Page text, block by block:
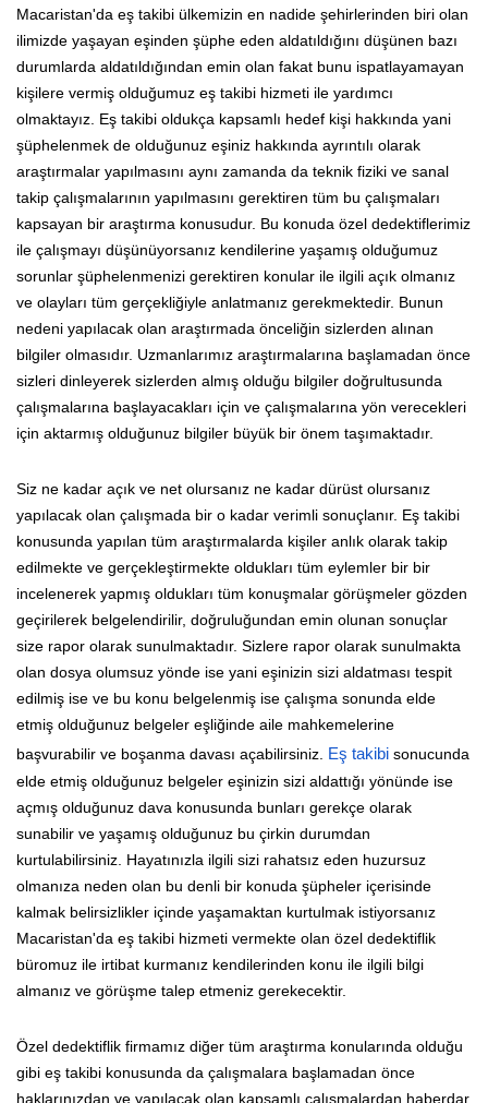
Macaristan'da eş takibi ülkemizin en nadide şehirlerinden biri olan
ilimizde yaşayan eşinden şüphe eden aldatıldığını düşünen bazı
durumlarda aldatıldığından emin olan fakat bunu ispatlayamayan
kişilere vermiş olduğumuz eş takibi hizmeti ile yardımcı
olmaktayız. Eş takibi oldukça kapsamlı hedef kişi hakkında yani
şüphelenmek de olduğunuz eşiniz hakkında ayrıntılı olarak
araştırmalar yapılmasını aynı zamanda da teknik fiziki ve sanal
takip çalışmalarının yapılmasını gerektiren tüm bu çalışmaları
kapsayan bir araştırma konusudur. Bu konuda özel dedektiflerimiz
ile çalışmayı düşünüyorsanız kendilerine yaşamış olduğumuz
sorunlar şüphelenmenizi gerektiren konular ile ilgili açık olmanız
ve olayları tüm gerçekliğiyle anlatmanız gerekmektedir. Bunun
nedeni yapılacak olan araştırmada önceliğin sizlerden alınan
bilgiler olmasıdır. Uzmanlarımız araştırmalarına başlamadan önce
sizleri dinleyerek sizlerden almış olduğu bilgiler doğrultusunda
çalışmalarına başlayacakları için ve çalışmalarına yön verecekleri
için aktarmış olduğunuz bilgiler büyük bir önem taşımaktadır.
Siz ne kadar açık ve net olursanız ne kadar dürüst olursanız
yapılacak olan çalışmada bir o kadar verimli sonuçlanır. Eş takibi
konusunda yapılan tüm araştırmalarda kişiler anlık olarak takip
edilmekte ve gerçekleştirmekte oldukları tüm eylemler bir bir
incelenerek yapmış oldukları tüm konuşmalar görüşmeler gözden
geçirilerek belgelendirilir, doğruluğundan emin olunan sonuçlar
size rapor olarak sunulmaktadır. Sizlere rapor olarak sunulmakta
olan dosya olumsuz yönde ise yani eşinizin sizi aldatması tespit
edilmiş ise ve bu konu belgelenmiş ise çalışma sonunda elde
etmiş olduğunuz belgeler eşliğinde aile mahkemelerine
başvurabilir ve boşanma davası açabilirsiniz.
Eş takibi sonucunda
elde etmiş olduğunuz belgeler eşinizin sizi aldattığı yönünde ise
açmış olduğunuz dava konusunda bunları gerekçe olarak
sunabilir ve yaşamış olduğunuz bu çirkin durumdan
kurtulabilirsiniz. Hayatınızla ilgili sizi rahatsız eden huzursuz
olmanıza neden olan bu denli bir konuda şüpheler içerisinde
kalmak belirsizlikler içinde yaşamaktan kurtulmak istiyorsanız
Macaristan'da eş takibi hizmeti vermekte olan özel dedektiflik
büromuz ile irtibat kurmanız kendilerinden konu ile ilgili bilgi
almanız ve görüşme talep etmeniz gerekecektir.
Özel dedektiflik firmamız diğer tüm araştırma konularında olduğu
gibi eş takibi konusunda da çalışmalara başlamadan önce
haklarınızdan ve yapılacak olan kapsamlı çalışmalardan haberdar